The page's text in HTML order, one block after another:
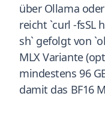
über Ollama
reicht `curl -fsSL
sh` gefolgt von
MLX Variante
mindestens 96
damit das BF16